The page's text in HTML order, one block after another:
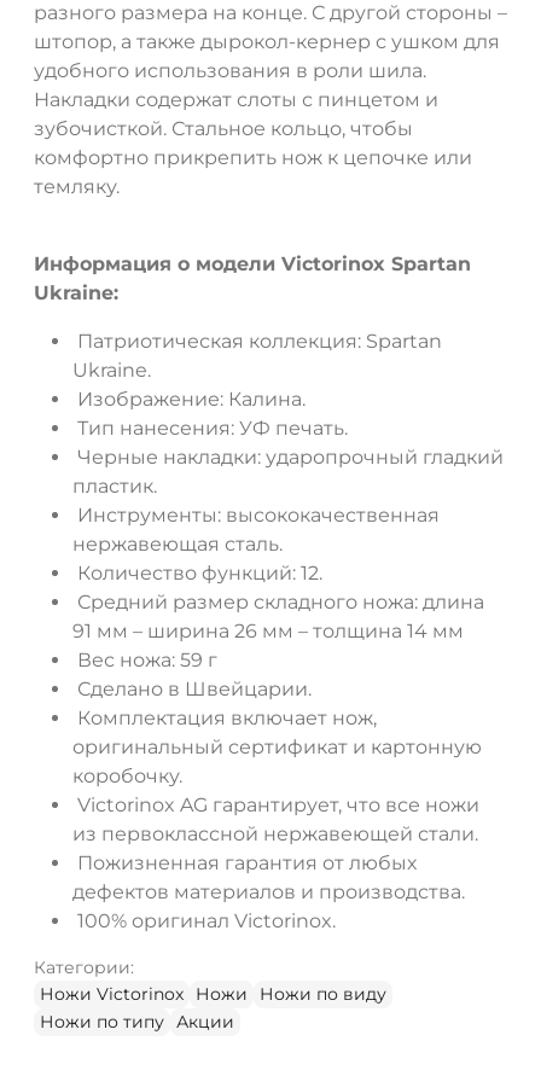
разного размера на конце. С другой стороны –
штопор, а также дырокол-кернер с ушком для
удобного использования в роли шила.
Накладки содержат слоты с пинцетом и
зубочисткой. Стальное кольцо, чтобы
комфортно прикрепить нож к цепочке или
темляку.
Информация о модели Victorinox Spartan
Ukraine:
Патриотическая коллекция: Spartan
Ukraine.
Изображение: Калина.
Тип нанесения: УФ печать.
Черные накладки: ударопрочный гладкий
пластик.
Инструменты: высококачественная
нержавеющая сталь.
Количество функций: 12.
Средний размер складного ножа: длина
91 мм – ширина 26 мм – толщина 14 мм
Вес ножа: 59 г
Сделано в Швейцарии.
Комплектация включает нож,
оригинальный сертификат и картонную
коробочку.
Victorinox AG гарантирует, что все ножи
из первоклассной нержавеющей стали.
Пожизненная гарантия от любых
дефектов материалов и производства.
100% оригинал Victorinox.
Категории:
Ножи Victorinox
Ножи
Ножи по виду
Ножи по типу Акции